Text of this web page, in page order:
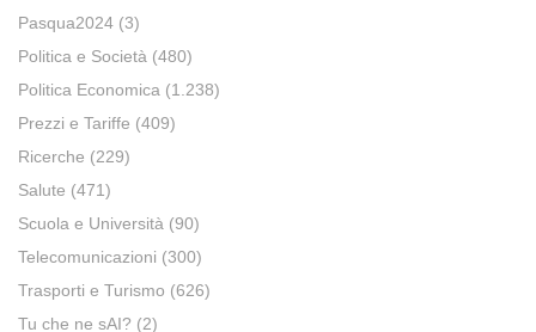
Pasqua2024 (3)
Politica e Società (480)
Politica Economica (1.238)
Prezzi e Tariffe (409)
Ricerche (229)
Salute (471)
Scuola e Università (90)
Telecomunicazioni (300)
Trasporti e Turismo (626)
Tu che ne sAI? (2)